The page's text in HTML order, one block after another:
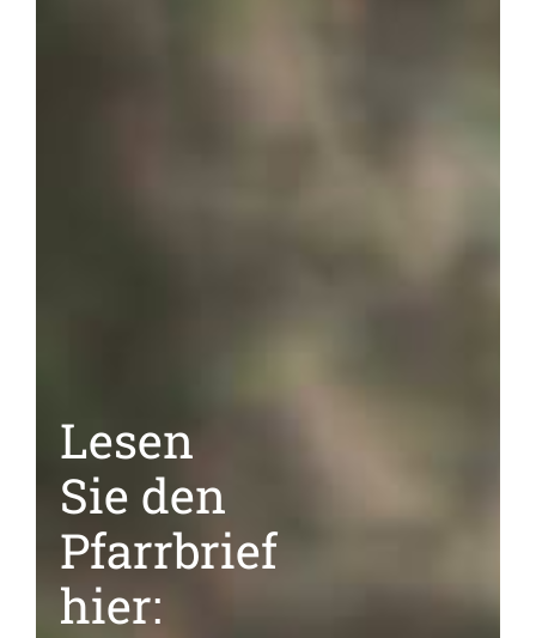
Lesen
Sie den
Pfarrbrief
hier: